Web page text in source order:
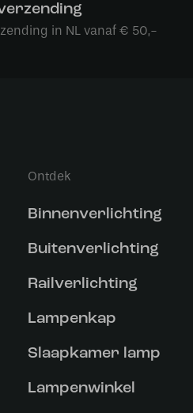
in NL vanaf € 50,-
Ontdek
Binnenverlichting
Buitenverlichting
Railverlichting
Lampenkap
Slaapkamer lamp
Lampenwinkel